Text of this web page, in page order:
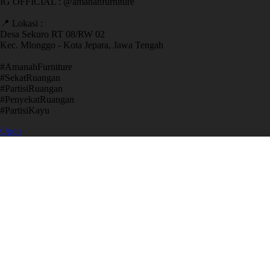
📍 Lokasi :
Desa Sekuro RT 08/RW 02
Kec. Mlonggo - Kota Jepara, Jawa Tengah
​#AmanahFurniture
​#SekatRuangan
​#PartisiRuangan
​#PenyekatRuangan
​#PartisiKayu
Open